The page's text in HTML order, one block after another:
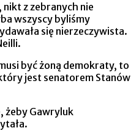
nikt z zebranych nie
wszyscy byliśmy
się nierzeczywista.
być żoną demokraty, to
jest senatorem Stanów
żeby Gawryluk